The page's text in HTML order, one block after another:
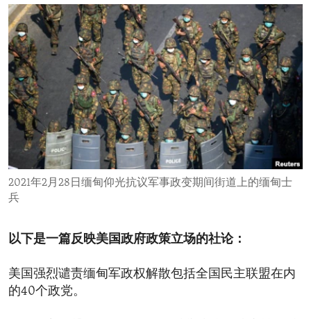
Skip
to
Search
AMERICAS
ASIA
EUROPE
MIDDLE EAST
HUMAN RIGHTS
SECURITY AND DEFENSE
AID AND DEVELOPMENT
DEMOCRACY AND GOVERNANCE
ECONOMY AND TRADE
ENVIRONMENT AND HEALTH
IDEALS AND INSTITUTIONS
ARCHIVE
ABOUT US
FOLLOW US
2021年2月28日缅甸仰光抗议军事政变期间街道上的缅甸士
兵
以下是一篇反映美国政府政策立场的社论：
美国强烈谴责缅甸军政权解散包括全国民主联盟在内
的40个政党。